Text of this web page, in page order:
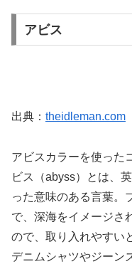
アビス
出典： theidleman.com
アビスカラーを使った
ビス（abyss）とは、
った意味のある言葉。
で、深海をイメージさ
ので、取り入れやすい
デニムシャツやジーン